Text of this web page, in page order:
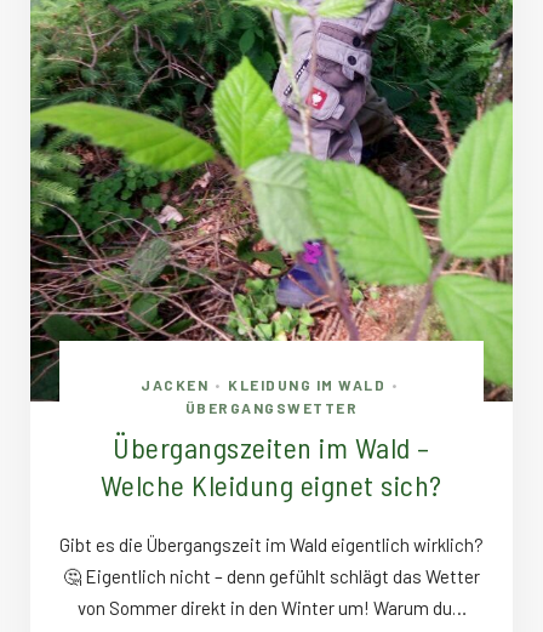
JACKEN • KLEIDUNG IM WALD •
ÜBERGANGSWETTER
Übergangszeiten im Wald –
Welche Kleidung eignet sich?
Gibt es die Übergangszeit im Wald eigentlich wirklich?
🤔 Eigentlich nicht – denn gefühlt schlägt das Wetter
von Sommer direkt in den Winter um! Warum du…